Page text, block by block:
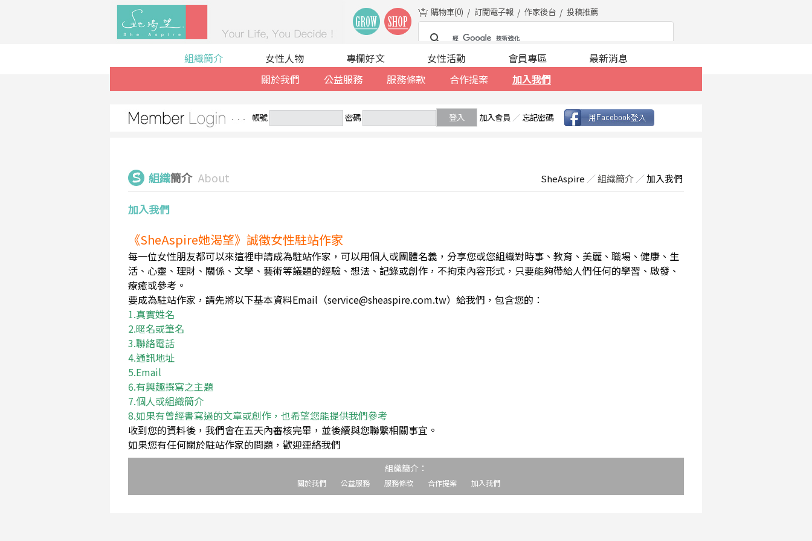
購物車(0) 訂閱電子報 作家後台 投稿推薦
組織簡介
關於我們
公益服務 服務條款 合作提案 加入我們
女性人物 專欄好文 女性活動 會員專區 最新消息
帳號 密碼 登入 加入會員 ／ 忘記密碼
組織簡介 About SheAspire ／組織簡介 ／加入我們
加入我們
《SheAspire她渴望》誠徵女性駐站作家
每一位女性朋友都可以來這裡申請成為駐站作家，可以用個人或團體名義，分享您或您組織對時事、教育、美麗、職場、健康、生
活、心靈、理財、關係、文學、藝術等議題的經驗、想法、記錄或創作，不拘束內容形式，只要能夠帶給人們任何的學習、啟發、
療癒或參考。
要成為駐站作家，請先將以下基本資料Email（service@sheaspire.com.tw）給我們，包含您的：
1.真實姓名
2.暱名或筆名
3.聯絡電話
4.通訊地址
5.Email
6.有興趣撰寫之主題
7.個人或組織簡介
8.如果有曾經書寫過的文章或創作，也希望您能提供我們參考
收到您的資料後，我們會在五天內審核完畢，並後續與您聯繫相關事宜。
如果您有任何關於駐站作家的問題，歡迎連絡我們
組織簡介：
關於我們 公益服務 服務條款 合作提案 加入我們